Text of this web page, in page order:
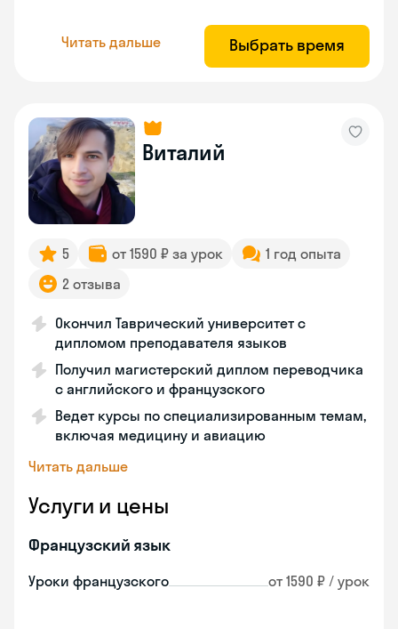
Читать дальше Выбрать время
Виталий
5 от 1590 ₽ за урок
1 год опыта
2 отзыва
Окончил Таврический университет с
дипломом преподавателя языков
Получил магистерский диплом переводчика
с английского и французского
Ведет курсы по специализированным темам,
включая медицину и авиацию
Читать дальше
Услуги и цены
Французский язык
Уроки французского от 1590 ₽ / урок